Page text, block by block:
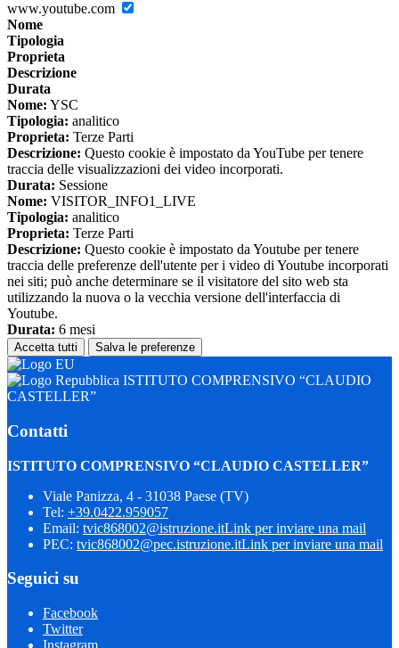
www.youtube.com
Nome
Tipologia
Proprieta
Descrizione
Durata
Nome: YSC
Tipologia: analitico
Proprieta: Terze Parti
Descrizione: Questo cookie è impostato da YouTube per tenere
traccia delle visualizzazioni dei video incorporati.
Durata: Sessione
Nome: VISITOR_INFO1_LIVE
Tipologia: analitico
Proprieta: Terze Parti
Descrizione: Questo cookie è impostato da Youtube per tenere
traccia delle preferenze dell'utente per i video di Youtube incorporati
nei siti; può anche determinare se il visitatore del sito web sta
utilizzando la nuova o la vecchia versione dell'interfaccia di
Youtube.
Durata: 6 mesi
Accetta tutti Salva le preferenze
ISTITUTO COMPRENSIVO “CLAUDIO
CASTELLER”
Contatti
ISTITUTO COMPRENSIVO “CLAUDIO CASTELLER”
Viale Panizza, 4 - 31038 Paese (TV)
Tel: +39.0422.959057
Email: tvic868002@istruzione.itLink per inviare una mail
PEC: tvic868002@pec.istruzione.itLink per inviare una mail
Seguici su
Facebook
Twitter
Instagram